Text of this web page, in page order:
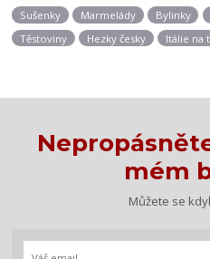
Sušenky
Marmelády Bylinky
Těstoviny
Hezky česky Itálie na
mém
Můžete se